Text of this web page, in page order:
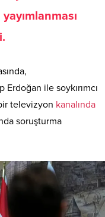
Erdoğan ile soykırımcı
televizyon kanalında
soruşturma